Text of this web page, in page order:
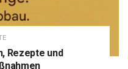
Rezepte und